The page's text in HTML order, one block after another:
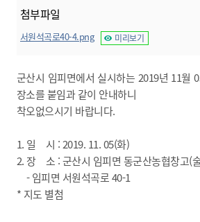
첨부파일
서원석곡로40-4.png 미리보기
군산시 임피면에서 실시하는 2019년 11월
장소를 붙임과 같이 안내하니
착오없으시기 바랍니다.
1. 일 시 : 2019. 11. 05(화)
2. 장 소 : 군산시 임피면 동군산농협창고(
- 임피면 서원석곡로 40-1
* 지도 별첨